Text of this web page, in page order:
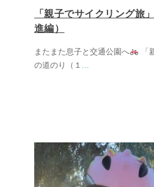
「親子でサイクリング旅
進編）
またまた息子と交通公園へ
「
の道のり（１ ...